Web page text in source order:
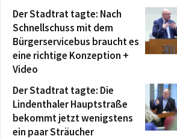
Der Stadtrat tagte: Nach
Schnellschuss mit dem
Bürgerservicebus braucht es
eine richtige Konzeption +
Video
Der Stadtrat tagte: Die
Lindenthaler Hauptstraße
bekommt jetzt wenigstens
ein paar Sträucher